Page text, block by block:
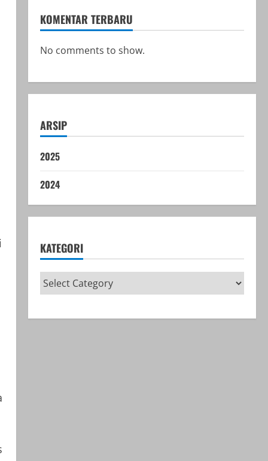
KOMENTAR TERBARU
No comments to show.
ARSIP
2025
2024
KATEGORI